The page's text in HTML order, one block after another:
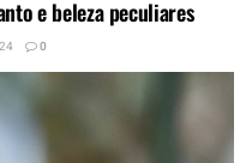
e beleza peculiares
0